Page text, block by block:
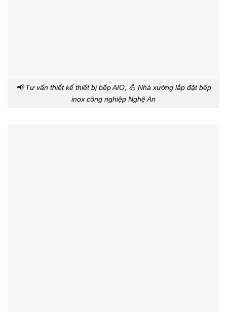
📢 Tư vấn thiết kế thiết bị bếp AIO, 💪 Nhà xưởng lắp đặt bếp
inox công nghiệp Nghệ An